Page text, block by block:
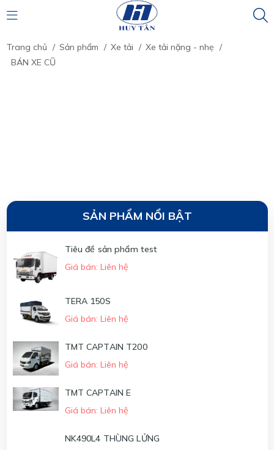
Trang chủ / Sản phẩm / Xe tải / Xe tải nặng - nhẹ /
BÁN XE CŨ
SẢN PHẨM NỔI BẬT
Tiêu đề sản phẩm test
Giá bán: Liên hệ
TERA 150S
Giá bán: Liên hệ
TMT CAPTAIN T200
Giá bán: Liên hệ
TMT CAPTAIN E
Giá bán: Liên hệ
NK490L4 THÙNG LỬNG